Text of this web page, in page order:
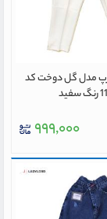
مدل گل دوخت کد
۹۹۹,۰۰۰